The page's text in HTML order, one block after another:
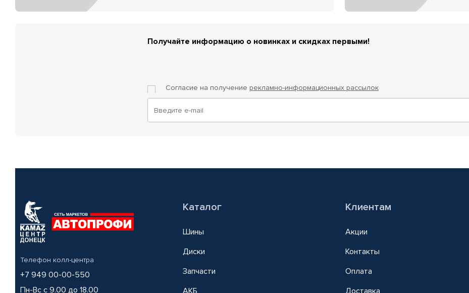
Получайте информацию о новинках и скидках первыми!
Согласие на получение рекламно-информационных рассылок
Телефон колл-центра
+7 949 00-00-550
Пн-Вс с 9.00 до 18.00
Каталог
Шины
Диски
Запчасти
АКБ
Клиентам
Акции
Контакты
Оплата
Доставка